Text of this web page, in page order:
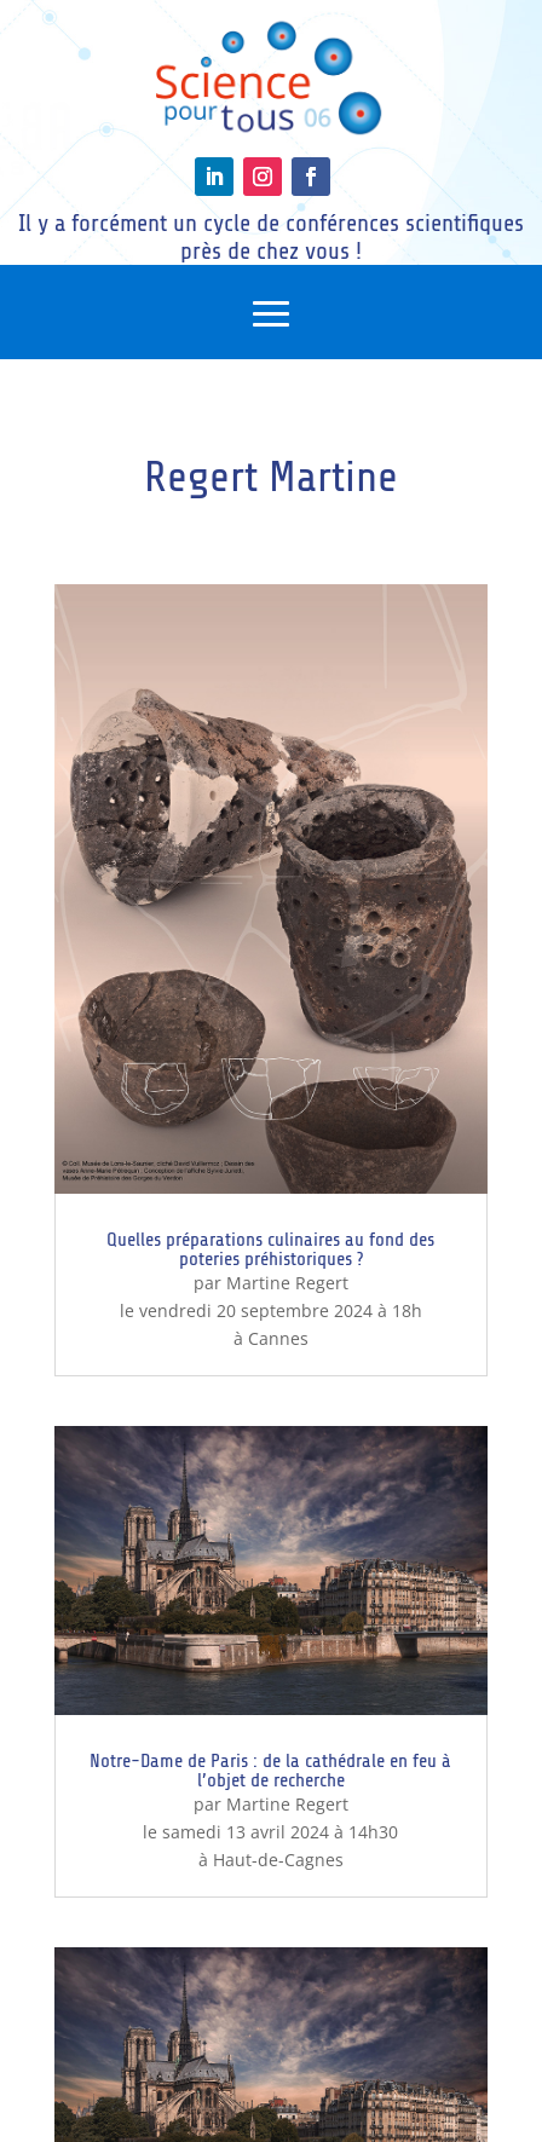
Il y a forcément un cycle de conférences scientifiques
près de chez vous !
Regert Martine
Quelles préparations culinaires au fond des
poteries préhistoriques ?
par Martine Regert
le vendredi 20 septembre 2024 à 18h
à Cannes
Notre-Dame de Paris : de la cathédrale en feu à
l’objet de recherche
par Martine Regert
le samedi 13 avril 2024 à 14h30
à Haut-de-Cagnes